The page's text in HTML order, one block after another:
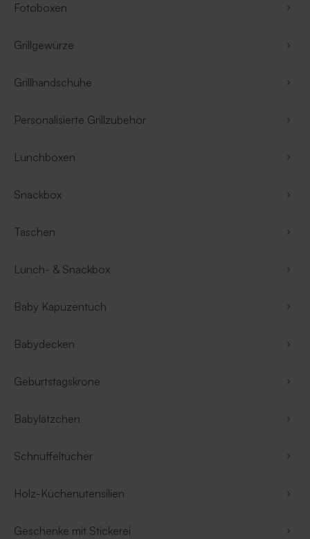
Fotoboxen
Grillgewürze
Grillhandschuhe
Personalisierte Grillzubehör
Lunchboxen
Snackbox
Taschen
Lunch- & Snackbox
Baby Kapuzentuch
Babydecken
Geburtstagskrone
Babylätzchen
Schnuffeltücher
Holz-Küchenutensilien
Geschenke mit Stickerei